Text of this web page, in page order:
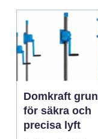
Domkraft grunden
för säkra och
precisa lyft